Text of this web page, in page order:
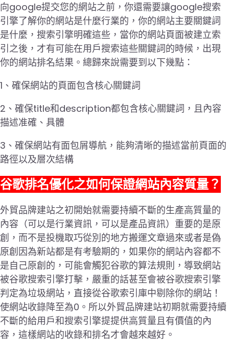
向google提交您的網站之前，你還需要讓google搜索
引擎了解你的網站是什麼行業的，你的網站主要關鍵詞
是什麼，搜索引擎明確這些，當你的網站頁面被建立索
引之後，才有可能在用戶搜索這些關鍵詞的時候，出現
你的網站排名結果。總歸來說需要到以下幾點：
1、確保網站的頁面包含核心關鍵詞
2、確保title和description都包含核心關鍵詞，且內容
描述准確、具體
3、確保網站有面包屑導航，能夠清晰的描述當前頁面的
路徑以及層次結構
谷歌排名優化之如何保證網站內容質量？
外貿品牌建站之初開始就需要持續不斷的生產高質量的
內容（可以是行業資訊，可以是產品資訊）重要的是原
創，而不是投機取巧從別的地方搬運文章過來或者是偽
原創因為新站都是有考驗期的，如果你的網站內容都不
是自己原創的，可能會觸犯谷歌的算法規則，導致網站
被谷歌搜索引擎打擊，嚴重的話甚至會被谷歌搜索引擎
判定為垃圾網站，直接從谷歌索引庫中剔除你的網站！
使網站收錄降至為0。所以外貿品牌建站初期就需要持續
不斷的給用戶和搜索引擎提提供高質量且有價值的內
容，這樣網站的收錄和排名才會越來越好。